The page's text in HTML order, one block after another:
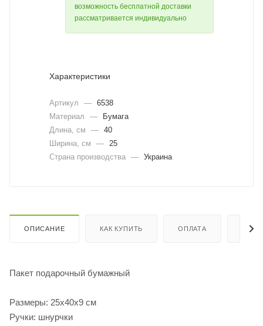
возможность бесплатной доставки
рассматривается индивидуально
Характеристики
Артикул — 6538
Материал
—
Бумага
Длина, cм
— 40
Ширина, cм
—
25
Страна производства — Украина
ОПИСАНИЕ КАК КУПИТЬ ОПЛАТА
Пакет подарочный бумажный
Размеры: 25х40х9 см
Ручки: шнурчки